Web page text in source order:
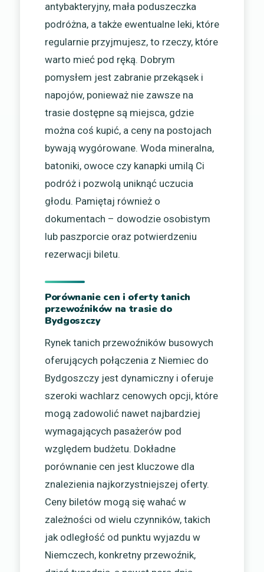
antybakteryjny, mała poduszeczka
podróżna, a także ewentualne leki, które
regularnie przyjmujesz, to rzeczy, które
warto mieć pod ręką. Dobrym
pomysłem jest zabranie przekąsek i
napojów, ponieważ nie zawsze na
trasie dostępne są miejsca, gdzie
można coś kupić, a ceny na postojach
bywają wygórowane. Woda mineralna,
batoniki, owoce czy kanapki umilą Ci
podróż i pozwolą uniknąć uczucia
głodu. Pamiętaj również o
dokumentach – dowodzie osobistym
lub paszporcie oraz potwierdzeniu
rezerwacji biletu.
Porównanie cen i oferty tanich
przewoźników na trasie do
Bydgoszczy
Rynek tanich przewoźników busowych
oferujących połączenia z Niemiec do
Bydgoszczy jest dynamiczny i oferuje
szeroki wachlarz cenowych opcji, które
mogą zadowolić nawet najbardziej
wymagających pasażerów pod
względem budżetu. Dokładne
porównanie cen jest kluczowe dla
znalezienia najkorzystniejszej oferty.
Ceny biletów mogą się wahać w
zależności od wielu czynników, takich
jak odległość od punktu wyjazdu w
Niemczech, konkretny przewoźnik,